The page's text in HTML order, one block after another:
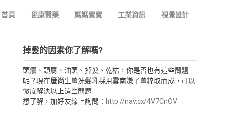
首頁 健康醫藥 媽媽寶寶 工業資訊 視覺設計
掉髮的因素你了解嗎?
頭癢、頭屑、油頭、掉髮、乾枯，你是否也有這些問題
呢？現在麼尚生薑洗髮乳採用雲南嫩子薑粹取而成，可以
徹底解決以上這些問題
想了解，加好友線上詢問： http://nav.cx/4V7CnOV